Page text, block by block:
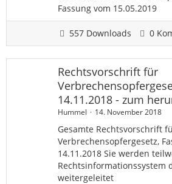
Fassung vom 15.05.2019
557 Downloads 0
Rechtsvorschrift für
14.11.2018 - zum
Hummel 14. November 2018
Gesamte Rechtsvorschrift
Verbrechensopfergesetz,
14.11.2018 Sie werden
Rechtsinformationssystem
weitergeleitet